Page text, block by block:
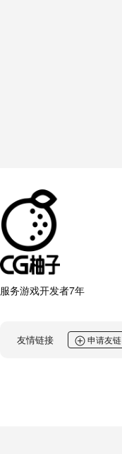
服务游戏开发者7年
友情链接 申请友链